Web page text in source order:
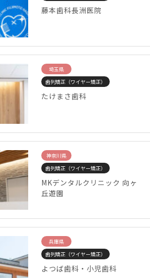
藤本歯科長洲医院
埼玉県
歯列矯正（ワイヤー矯正）
たけまさ歯科
神奈川県
歯列矯正（ワイヤー矯正）
MKデンタルクリニック 向ヶ
丘遊園
兵庫県
歯列矯正（ワイヤー矯正）
よつば歯科・小児歯科